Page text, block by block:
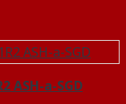
ASH-a-SGD